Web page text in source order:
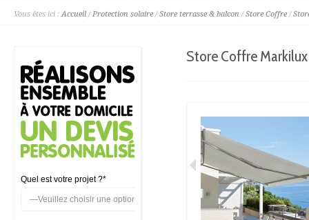
Vous êtes ici :Accueil /Protection solaire /Store terrasse & balcon /Store Coffre /
Store Coffre Markilux
Quel est votre projet ?*